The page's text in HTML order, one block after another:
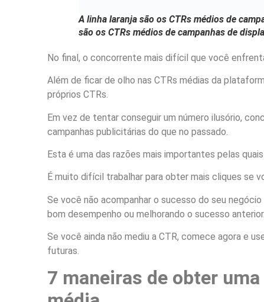
A linha laranja são os CTRs médios de
são os CTRs médios de campanhas de
No final, o concorrente mais difícil que você
Além de ficar de olho nas CTRs médias da
próprios CTRs.
Em vez de tentar conseguir um número ilusório,
campanhas publicitárias do que no passado.
Esta é uma das razões mais importantes pelas
É muito difícil trabalhar para obter mais cliques se
Se você não acompanhar o sucesso do seu
bom desempenho ou melhorando o sucesso anterior.
Se você ainda não mediu a CTR, comece agora e
futuras.
7 maneiras de obter